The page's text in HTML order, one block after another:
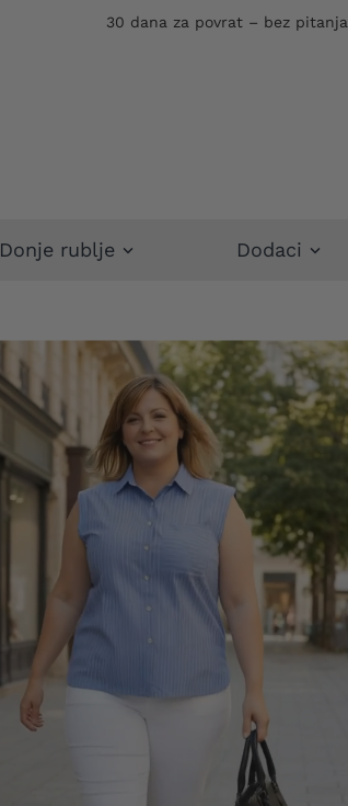
30 dana za povrat – bez pitanja
Donje rublje Dodaci